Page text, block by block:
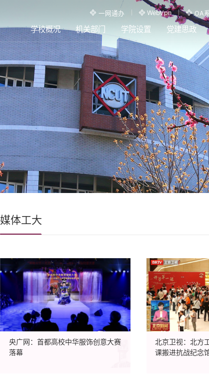
一网通办 WebVpn OA
学校概况 机关部门 学院设置 党建思政
媒体工大
央广网：首都高校中华服饰创意大赛
落幕
北京卫视：北方
课搬进抗战纪念